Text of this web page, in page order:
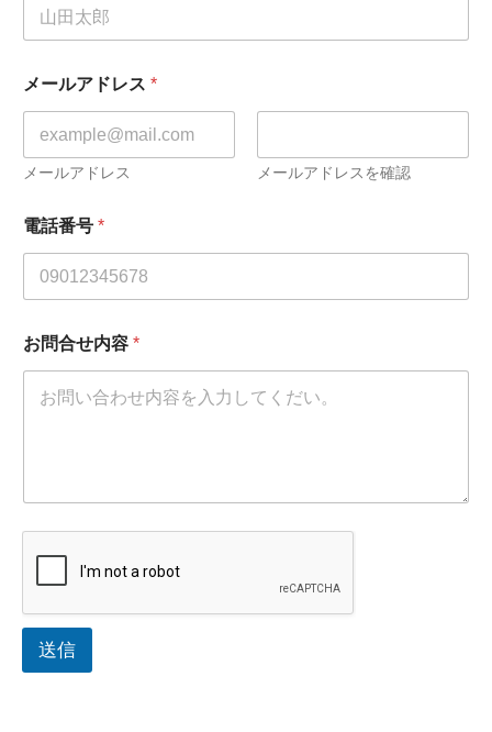
メールアドレス *
メールアドレス メールアドレスを確認
電話番号 *
お問合せ内容 *
送信